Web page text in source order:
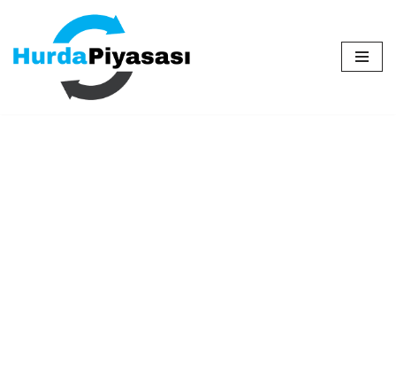
İçeriğe
geç